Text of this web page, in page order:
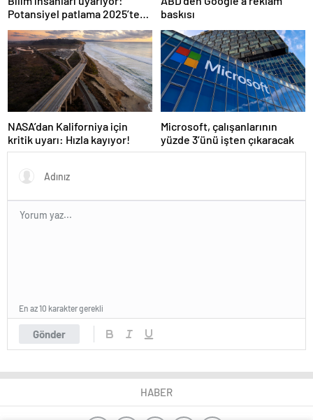
Potansiyel patlama 2025’te
baskısı
NASA’dan Kaliforniya için
kritik uyarı: Hızla kayıyor!
Microsoft, çalışanlarının
yüzde 3’ünü işten çıkaracak
Gönder
En az 10 karakter gerekli
HABER